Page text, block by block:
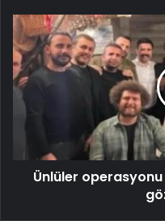
Ünlüler